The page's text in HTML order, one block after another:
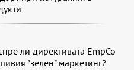
ли директивата EmpCo
"зелен" маркетинг?